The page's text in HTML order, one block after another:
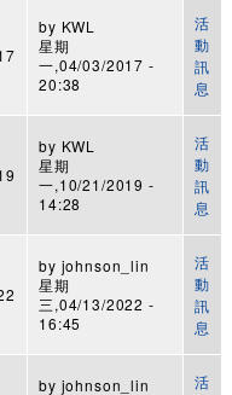
by KWL
星期
一,04/03/2017 -
20:38
活
動
訊
息
by KWL
星期
一,10/21/2019 -
14:28
活
動
訊
息
by johnson_lin
星期
三,04/13/2022 -
16:45
活
動
訊
息
by johnson_lin
活